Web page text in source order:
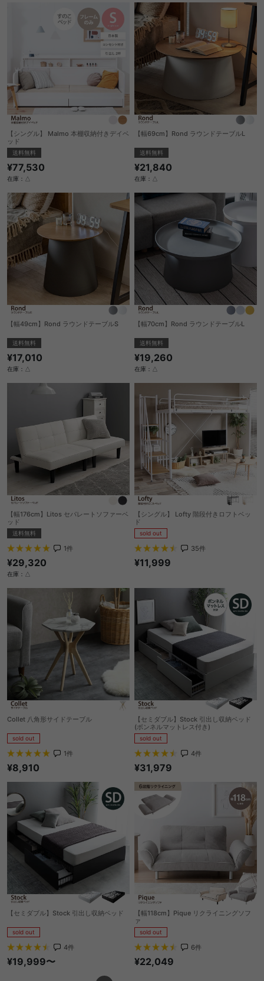
【シングル】 Malmo 本棚収納付きデイベ
ッド
送料無料
¥77,530
在庫：△
【幅69cm】Rond ラウンドテーブルL
送料無料
¥21,840
在庫：△
【幅49cm】Rond ラウンドテーブルS
送料無料
¥17,010
在庫：△
【幅70cm】Rond ラウンドテーブルL
送料無料
¥19,260
在庫：△
【幅176cm】Litos セパレートソファーベ
ッド
送料無料
1件
¥29,320
在庫：△
【シングル】 Lofty 階段付きロフトベッ
ド
sold out
35件
¥11,999
Collet 八角形サイドテーブル
sold out
1件
¥8,910
【セミダブル】Stock 引出し収納ベッド
(ボンネルマットレス付き)
sold out
4件
¥31,979
【セミダブル】Stock 引出し収納ベッド
sold out
4件
¥19,999〜
【幅118cm】Pique リクライニングソフ
ァ
sold out
6件
¥22,049